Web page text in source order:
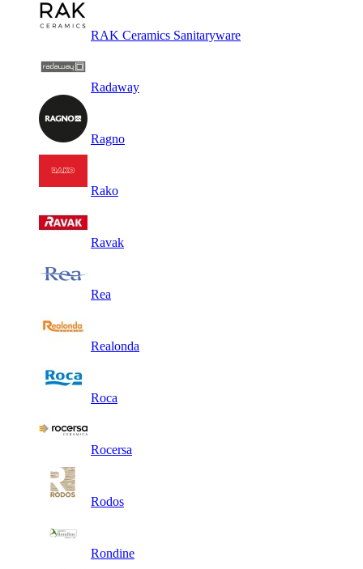
RAK Ceramics Sanitaryware
Radaway
Ragno
Rako
Ravak
Rea
Realonda
Roca
Rocersa
Rodos
Rondine